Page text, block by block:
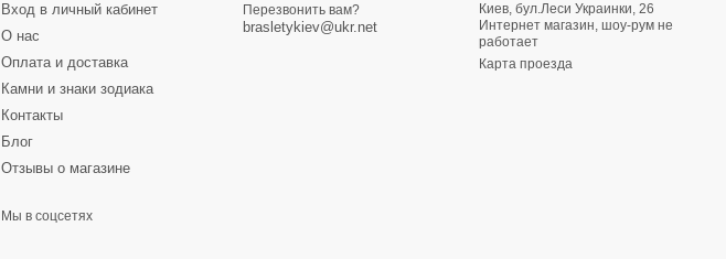
Вход в личный кабинет
О нас
Оплата и доставка
Камни и знаки зодиака
Контакты
Блог
Отзывы о магазине
Мы в соцсетях
Перезвонить вам?
brasletykiev@ukr.net
Киев, бул.Леси Украинки, 26
Интернет магазин, шоу-рум не
работает
Карта проезда